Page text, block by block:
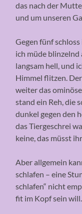
das nach der
und um unseren
Gegen fünf
ich müde blinzelnd
langsam hell, und
Himmel flitzen.
weiter das
stand ein Reh, die
dunkel gegen den
das Tiergeschrei
keine, das müsst
Aber allgemein
schlafen – eine
schlafen“ nicht
fit im Kopf sein will.